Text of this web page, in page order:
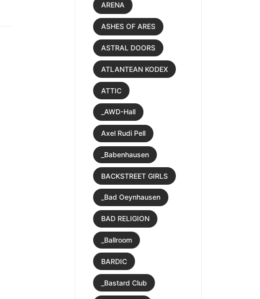
ARENA
ASHES OF ARES
ASTRAL DOORS
ATLANTEAN KODEX
ATTIC
_AWD-Hall
Axel Rudi Pell
_Babenhausen
BACKSTREET GIRLS
_Bad Oeynhausen
BAD RELIGION
_Ballroom
BARDIC
_Bastard Club